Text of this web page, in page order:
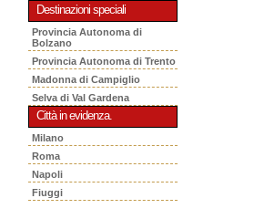
Destinazioni speciali
Provincia Autonoma di
Bolzano
Provincia Autonoma di Trento
Madonna di Campiglio
Selva di Val Gardena
Città in evidenza.
Milano
Roma
Napoli
Fiuggi